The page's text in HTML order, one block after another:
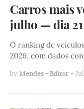
Carros mais
julho — dia 21
O ranking de
2026, com dados
by Mendes - Editor -